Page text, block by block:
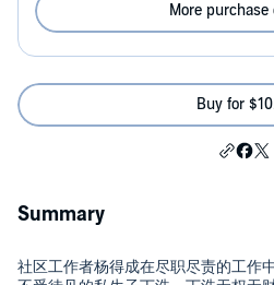
More purchase
Buy for
Summary
社区工作者杨得成在尽职尽责的工作